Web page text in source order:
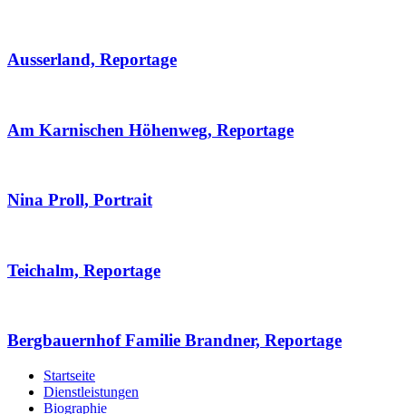
Ausserland, Reportage
Am Karnischen Höhenweg, Reportage
Nina Proll, Portrait
Teichalm, Reportage
Bergbauernhof Familie Brandner, Reportage
Startseite
Dienstleistungen
Biographie